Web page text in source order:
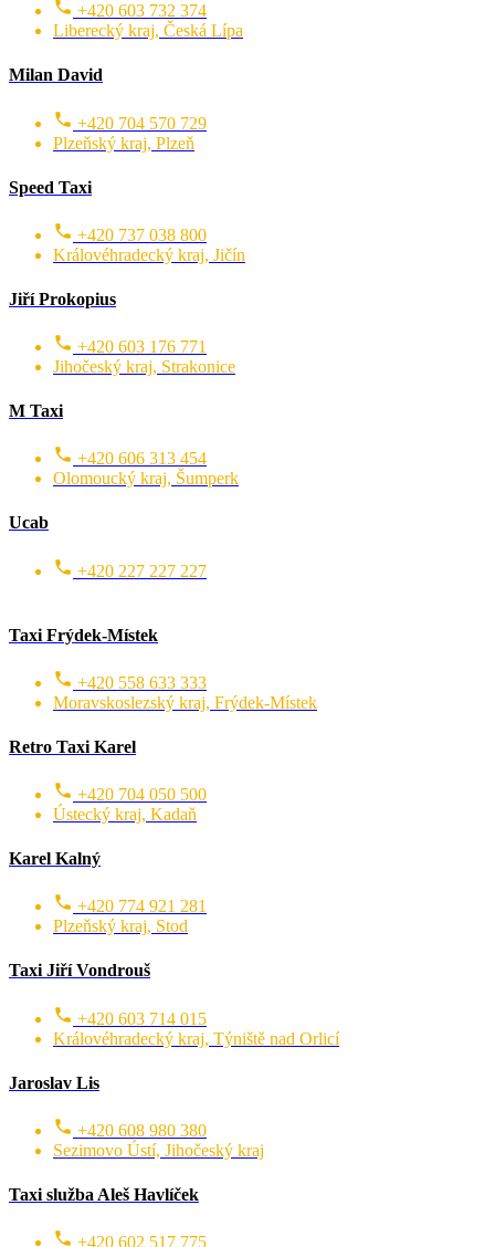
+420 603 732 374
Liberecký kraj, Česká Lípa
Milan David
+420 704 570 729
Plzeňský kraj, Plzeň
Speed Taxi
+420 737 038 800
Královéhradecký kraj, Jičín
Jiří Prokopius
+420 603 176 771
Jihočeský kraj, Strakonice
M Taxi
+420 606 313 454
Olomoucký kraj, Šumperk
Ucab
+420 227 227 227
Taxi Frýdek-Místek
+420 558 633 333
Moravskoslezský kraj, Frýdek-Místek
Retro Taxi Karel
+420 704 050 500
Ústecký kraj, Kadaň
Karel Kalný
+420 774 921 281
Plzeňský kraj, Stod
Taxi Jiří Vondrouš
+420 603 714 015
Královéhradecký kraj, Týniště nad Orlicí
Jaroslav Lis
+420 608 980 380
Sezimovo Ústí, Jihočeský kraj
Taxi služba Aleš Havlíček
+420 602 517 775